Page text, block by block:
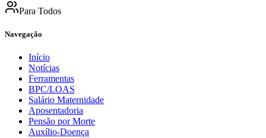
Para Todos
Navegação
Início
Notícias
Ferramentas
BPC/LOAS
Salário Maternidade
Aposentadoria
Pensão por Morte
Auxílio-Doença